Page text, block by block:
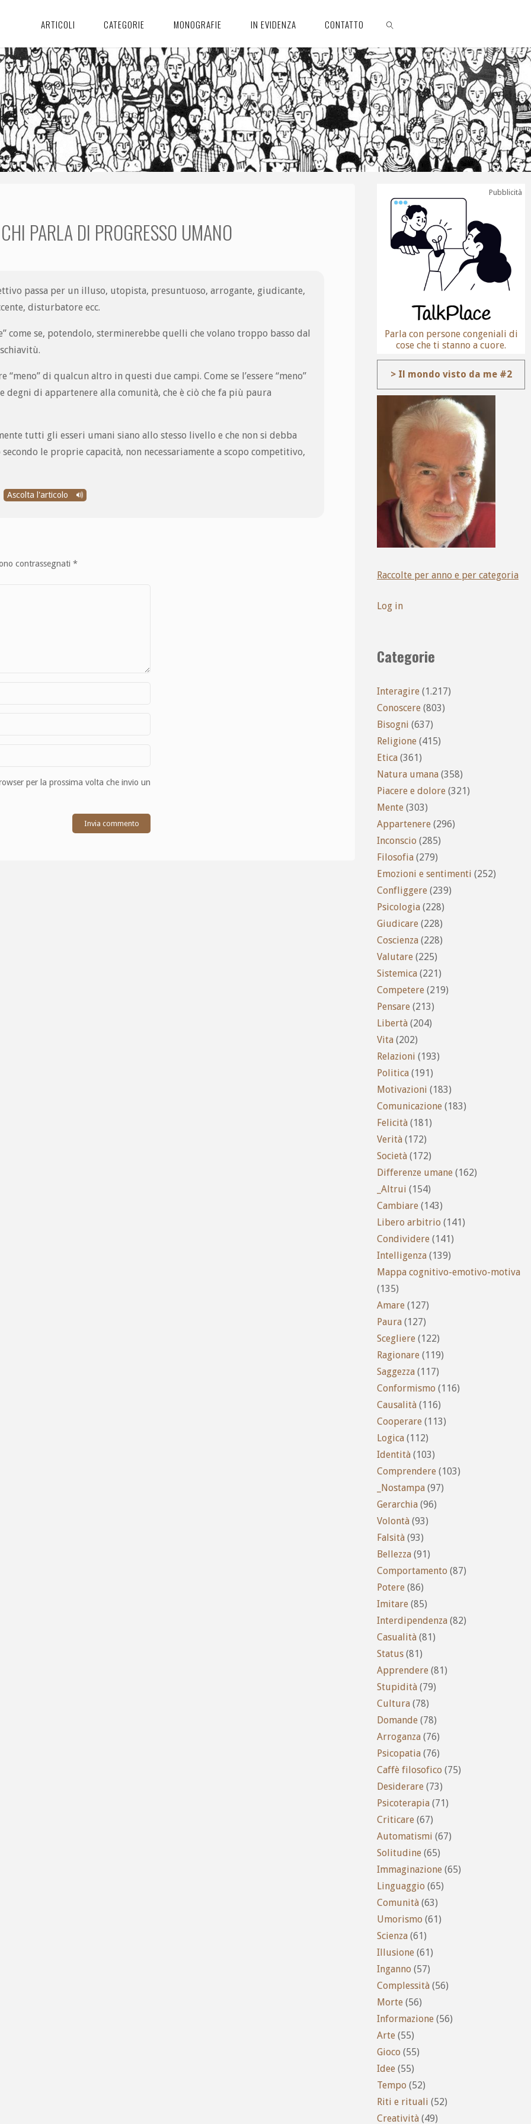
ARTICOLI CATEGORIE MONOGRAFIE IN EVIDENZA CONTATTO
CERCA
PARLA DI PROGRESSO UMANO
passa per un illuso, utopista, presuntuoso, arrogante, giudicante,
disturbatore ecc.
se, potendolo, sterminerebbe quelli che volano troppo basso dal
“meno” di qualcun altro in questi due campi. Come se l’essere “meno”
degni di appartenere alla comunità, che è ciò che fa più paura
tutti gli esseri umani siano allo stesso livello e che non si debba
le proprie capacità, non necessariamente a scopo competitivo,
Ascolta l'articolo
contrassegnati*
per la prossima volta che invio un
Pubblicità
Parla con persone congeniali di
cose che ti stanno a cuore.
> Il mondo visto da me #2
Raccolte per anno e per categoria
Log in
Categorie
Interagire (1.217)
Conoscere (803)
Bisogni (637)
Religione (415)
Etica (361)
Natura umana (358)
Piacere e dolore (321)
Mente (303)
Appartenere (296)
Inconscio (285)
Filosofia (279)
Emozioni e sentimenti (252)
Confliggere (239)
Psicologia (228)
Giudicare (228)
Coscienza (228)
Valutare (225)
Sistemica (221)
Competere (219)
Pensare (213)
Libertà (204)
Vita (202)
Relazioni (193)
Politica (191)
Motivazioni (183)
Comunicazione (183)
Felicità (181)
Verità (172)
Società (172)
Differenze umane (162)
_Altrui (154)
Cambiare (143)
Libero arbitrio (141)
Condividere (141)
Intelligenza (139)
Mappa cognitivo-emotivo-motiva
(135)
Amare (127)
Paura (127)
Scegliere (122)
Ragionare (119)
Saggezza (117)
Conformismo (116)
Causalità (116)
Cooperare (113)
Logica (112)
Identità (103)
Comprendere (103)
_Nostampa (97)
Gerarchia (96)
Volontà (93)
Falsità (93)
Bellezza (91)
Comportamento (87)
Potere (86)
Imitare (85)
Interdipendenza (82)
Casualità (81)
Status (81)
Apprendere (81)
Stupidità (79)
Cultura (78)
Domande (78)
Arroganza (76)
Psicopatia (76)
Caffè filosofico (75)
Desiderare (73)
Psicoterapia (71)
Criticare (67)
Automatismi (67)
Solitudine (65)
Immaginazione (65)
Linguaggio (65)
Comunità (63)
Umorismo (61)
Scienza (61)
Illusione (61)
Inganno (57)
Complessità (56)
Morte (56)
Informazione (56)
Arte (55)
Gioco (55)
Idee (55)
Tempo (52)
Riti e rituali (52)
Creatività (49)